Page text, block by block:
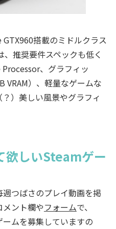
搭載のミドルクラス
推奨要件スペックも低く
Processor、グラフィッ
VRAM）、軽量なゲームな
）美しい風景やグラフィ
欲しいSteamゲー
つばさのプレイ動画を掲
ント欄やフォームで、
ムを募集していますの